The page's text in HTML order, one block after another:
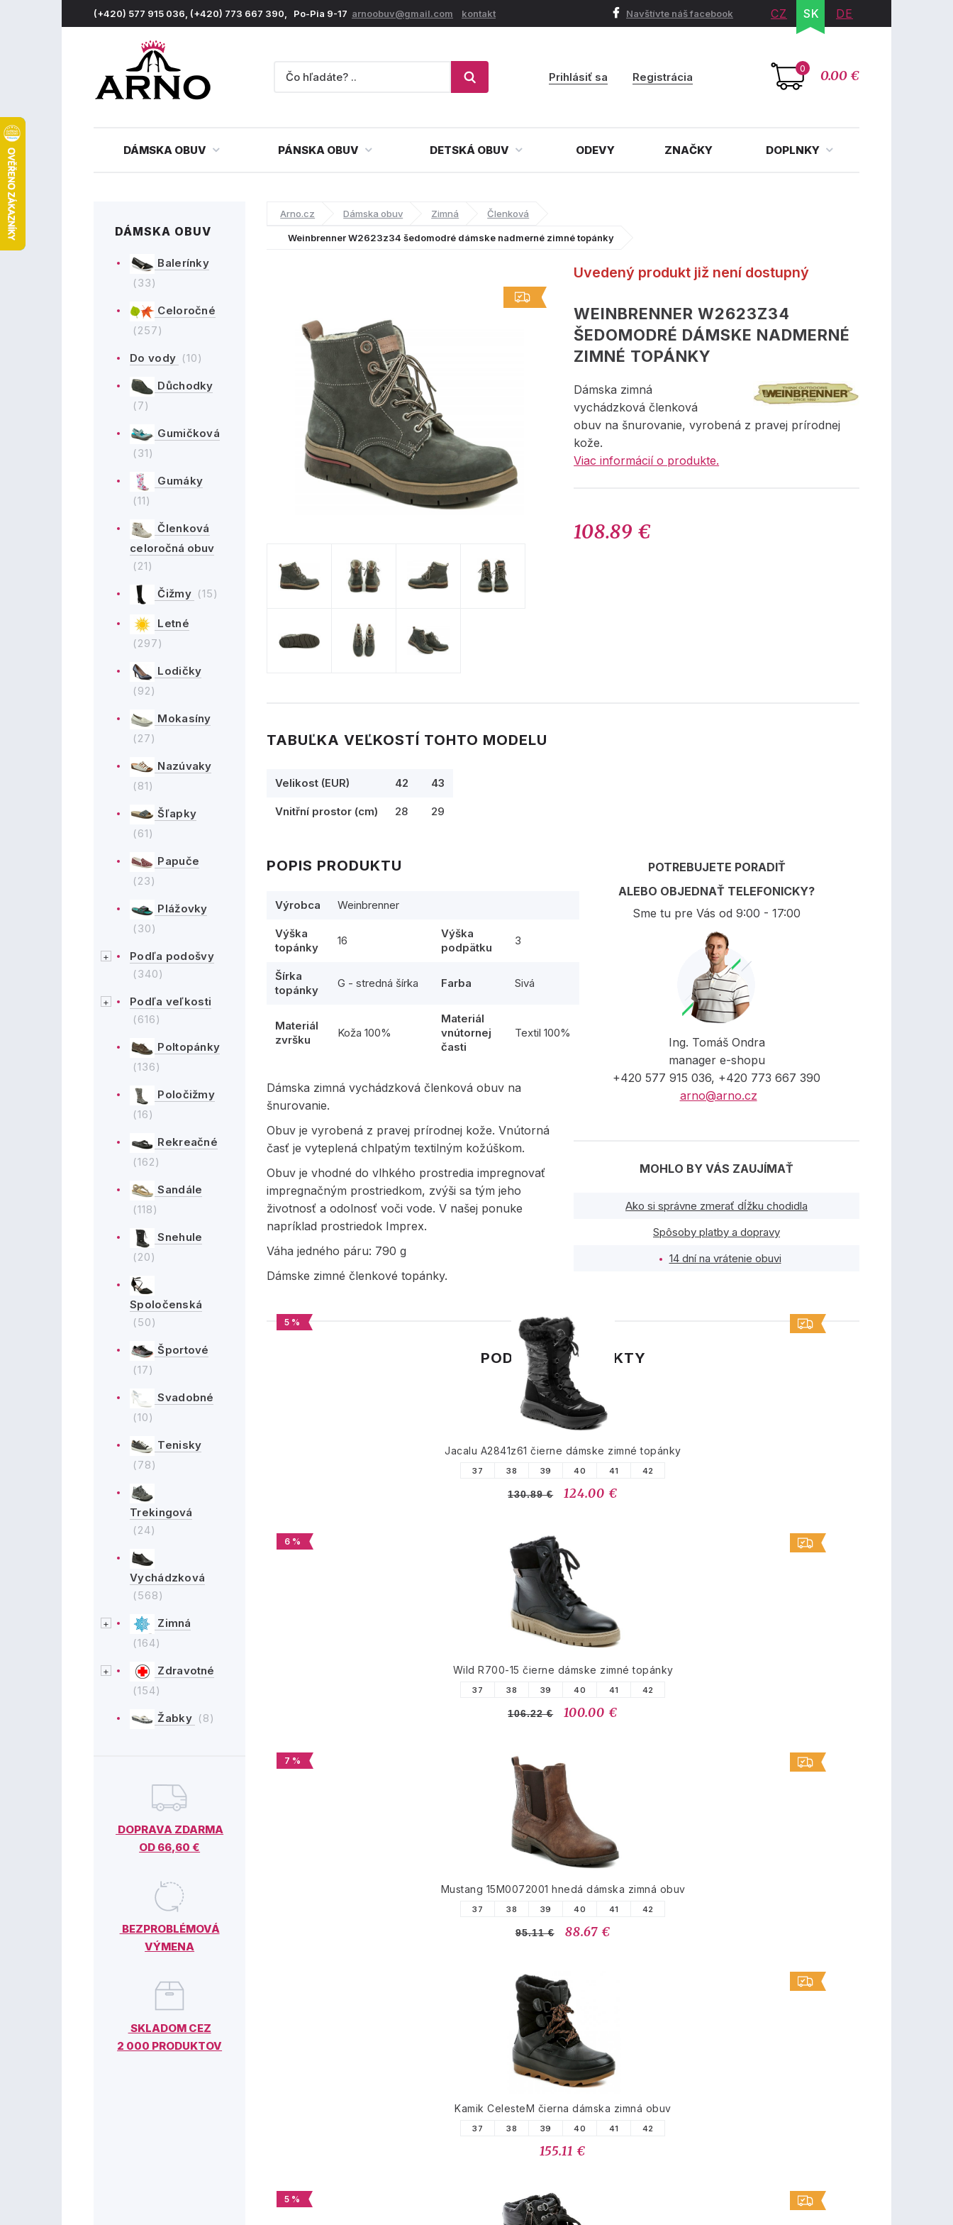
(+420) 577 915 036, (+420) 773 667 390, Po-Pia 9-17 arnoobuv@gmail.com kontakt Navštívte náš facebook CZ SK DE
0 0.00 €
Prihlásiť sa Registrácia
DÁMSKA OBUV PÁNSKA OBUV DETSKÁ OBUV ODEVY ZNAČKY DOPLNKY
DÁMSKA OBUV
Balerínky
(33)
Celoročné
(257)
Do vody (10)
Důchodky
(7)
Gumičková
(31)
Gumáky
(11)
Členková
celoročná obuv
(21)
Čižmy (15)
Letné
(297)
Lodičky
(92)
Mokasíny
(27)
Nazúvaky
(81)
Šľapky
(61)
Papuče
(23)
Plážovky
(30)
Podľa podošvy
(340)
Podľa veľkosti
(616)
Poltopánky
(136)
Poločižmy
(16)
Rekreačné
(162)
Sandále
(118)
Snehule
(20)
Spoločenská
(50)
Športové
(17)
Svadobné
(10)
Tenisky
(78)
Trekingová
(24)
Vychádzková
(568)
Zimná
(164)
Zdravotné
(154)
Žabky (8)
DOPRAVA ZDARMA
OD 66,60 €
BEZPROBLÉMOVÁ
VÝMENA
SKLADOM CEZ
2 000 PRODUKTOV
Arno.cz Dámska obuv Zimná Členková
Weinbrenner W2623z34 šedomodré dámske nadmerné zimné topánky
Uvedený produkt již není dostupný
WEINBRENNER W2623Z34
ŠEDOMODRÉ DÁMSKE NADMERNÉ
ZIMNÉ TOPÁNKY
Dámska zimná
vychádzková členková
obuv na šnurovanie, vyrobená z pravej prírodnej
kože.
Viac informácií o produkte.
108.89 €
TABUĽKA VEĽKOSTÍ TOHTO MODELU
Velikost (EUR) 42 43
Vnitřní prostor (cm) 28 29
POPIS PRODUKTU
Výrobca Weinbrenner
Výška
topánky
16
Výška
podpätku
3
Šírka
topánky
G - stredná šírka Farba Sivá
Materiál
zvršku
Koža 100%
Materiál
vnútornej
časti
Textil 100%
Dámska zimná vychádzková členková obuv na
šnurovanie.
Obuv je vyrobená z pravej prírodnej kože. Vnútorná
časť je vyteplená chlpatým textilným kožúškom.
Obuv je vhodné do vlhkého prostredia impregnovať
impregnačným prostriedkom, zvýši sa tým jeho
životnosť a odolnosť voči vode. V našej ponuke
napríklad prostriedok Imprex.
Váha jedného páru: 790 g
Dámske zimné členkové topánky.
POTREBUJETE PORADIŤ
ALEBO OBJEDNAŤ TELEFONICKY?
Sme tu pre Vás od 9:00 - 17:00
Ing. Tomáš Ondra
manager e-shopu
+420 577 915 036, +420 773 667 390
arno@arno.cz
MOHLO BY VÁS ZAUJÍMAŤ
Ako si správne zmerať dĺžku chodidla
Spôsoby platby a dopravy
14 dní na vrátenie obuvi
PODOBNÉ PRODUKTY
5 %
Jacalu A2841z61 čierne dámske zimné topánky
37 38 39 40 41 42
130.89 € 124.00 €
6 %
Wild R700-15 čierne dámske zimné topánky
37 38 39 40 41 42
106.22 € 100.00 €
7 %
Mustang 15M0072001 hnedá dámska zimná obuv
37 38 39 40 41 42
95.11 € 88.67 €
Kamik CelesteM čierna dámska zimná obuv
37 38 39 40 41 42
155.11 €
5 %